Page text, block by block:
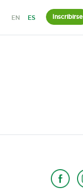
EN ES Inscribirse